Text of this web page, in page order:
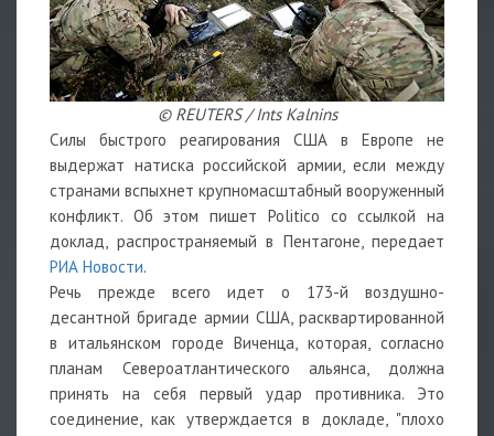
© REUTERS / Ints Kalnins
Силы быстрого реагирования США в Европе не
выдержат натиска российской армии, если между
странами вспыхнет крупномасштабный вооруженный
конфликт. Об этом пишет Politico со ссылкой на
доклад, распространяемый в Пентагоне, передает
РИА Новости.
Речь прежде всего идет о 173-й воздушно-
десантной бригаде армии США, расквартированной
в итальянском городе Виченца, которая, согласно
планам Североатлантического альянса, должна
принять на себя первый удар противника. Это
соединение, как утверждается в докладе, "плохо